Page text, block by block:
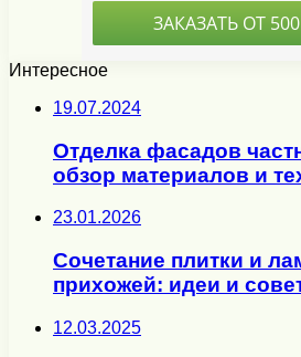
Интересное
19.07.2024
Отделка фасадов
обзор материалов и
23.01.2026
Сочетание плитки и
прихожей: идеи и
12.03.2025